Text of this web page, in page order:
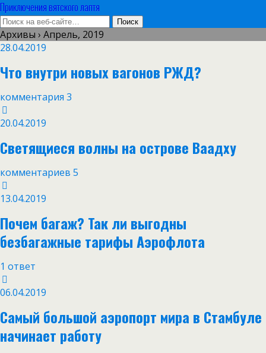
Приключения вятского лаптя
Архивы › Апрель, 2019
28.04.2019
Что внутри новых вагонов РЖД?
комментария 3
20.04.2019
Светящиеся волны на острове Ваадху
комментариев 5
13.04.2019
Почем багаж? Так ли выгодны
безбагажные тарифы Аэрофлота
1 ответ
06.04.2019
Самый большой аэропорт мира в Стамбуле
начинает работу